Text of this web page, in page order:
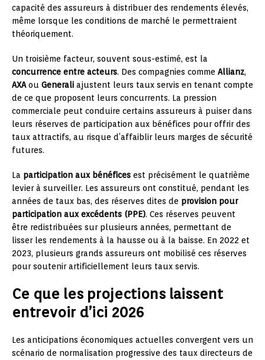
capacité des assureurs à distribuer des rendements élevés,
même lorsque les conditions de marché le permettraient
théoriquement.
Un troisième facteur, souvent sous-estimé, est la
concurrence entre acteurs. Des compagnies comme Allianz,
AXAou Generali ajustent leurs taux servis en tenant compte
de ce que proposent leurs concurrents. La pression
commerciale peut conduire certains assureurs à puiser dans
leurs réserves de participation aux bénéfices pour offrir des
taux attractifs, au risque d’affaiblir leurs marges de sécurité
futures.
La participation aux bénéfices est précisément le quatrième
levier à surveiller. Les assureurs ont constitué, pendant les
années de taux bas, des réserves dites de provision pour
participation aux excédents (PPE). Ces réserves peuvent
être redistribuées sur plusieurs années, permettant de
lisser les rendements à la hausse ou à la baisse. En 2022 et
2023, plusieurs grands assureurs ont mobilisé ces réserves
pour soutenir artificiellement leurs taux servis.
Ce que les projections laissent
entrevoir d’ici 2026
Les anticipations économiques actuelles convergent vers un
scénario de normalisation progressive des taux directeurs de